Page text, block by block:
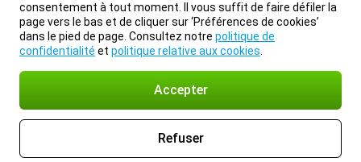
consentement à tout moment. Il vous suffit de faire défiler la
page vers le bas et de cliquer sur ‘Préférences de cookies’
dans le pied de page. Consultez notre politique de
confidentialité et politique relative aux cookies
Accepter
Refuser